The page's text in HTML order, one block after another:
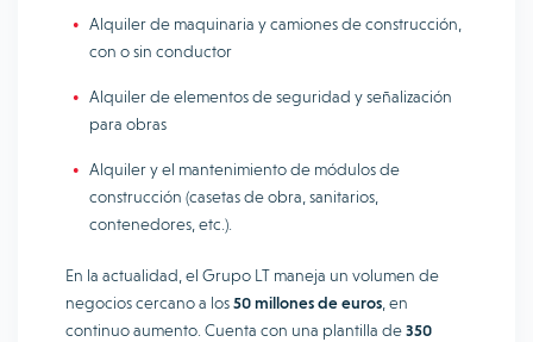
Alquiler de maquinaria y camiones de construcción,
con o sin conductor
Alquiler de elementos de seguridad y señalización
para obras
Alquiler y el mantenimiento de módulos de
construcción (casetas de obra, sanitarios,
contenedores, etc.).
En la actualidad, el Grupo LT maneja un volumen de
negocios cercano a los50 millones de euros, en
continuo aumento. Cuenta con una plantilla de350